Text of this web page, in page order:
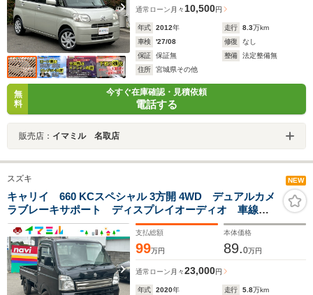
通常ローン 月々10,500円
年式 2012年 走行 8.3万km
車検
'27/08 修復
なし
保証
保証無 整備
法定整備無
住所
宮城県その他
無
料
今すぐ在庫確認・見積依頼
電話する
販売店： イマミル 名取店
スズキ NEW
キャリイ 660 KCスペシャル 3方開 4WD デュアルカメ
ラブレーキサポート ディスプレイオーディオ 車線逸
脱警報 ヨシムラマフラー
支払総額
99万円
本体価格
89.0万円
通常ローン 月々23,000円
年式 2020年 走行 5.8万km